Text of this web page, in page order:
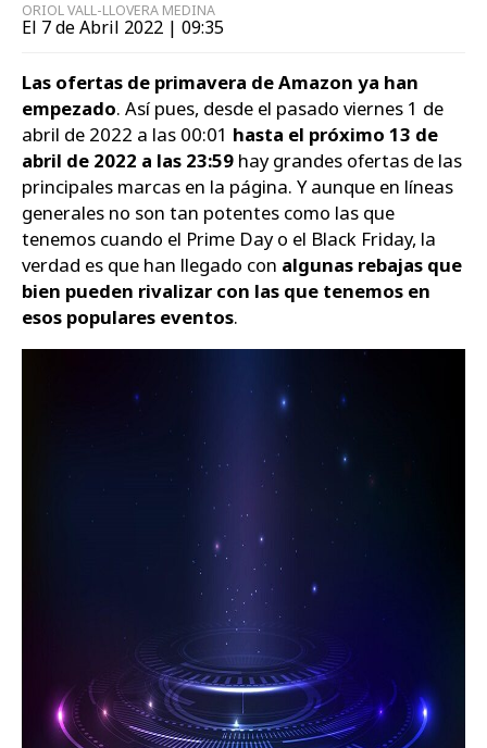
ORIOL VALL-LLOVERA MEDINA
El 7 de Abril 2022 | 09:35
Las ofertas de primavera de Amazon ya han
empezado. Así pues, desde el pasado viernes 1 de
abril de 2022 a las 00:01 hasta el próximo 13 de
abril de 2022 a las 23:59 hay grandes ofertas de las
principales marcas en la página. Y aunque en líneas
generales no son tan potentes como las que
tenemos cuando el Prime Day o el Black Friday, la
verdad es que han llegado con algunas rebajas que
bien pueden rivalizar con las que tenemos en
esos populares eventos.